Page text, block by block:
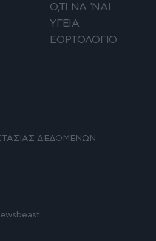
Ο,ΤΙ ΝΑ 'ΝΑΙ
ΥΓΕΙΑ
ΕΟΡΤΟΛΟΓΙΟ
ΔΕΔΟΜΕΝΩΝ